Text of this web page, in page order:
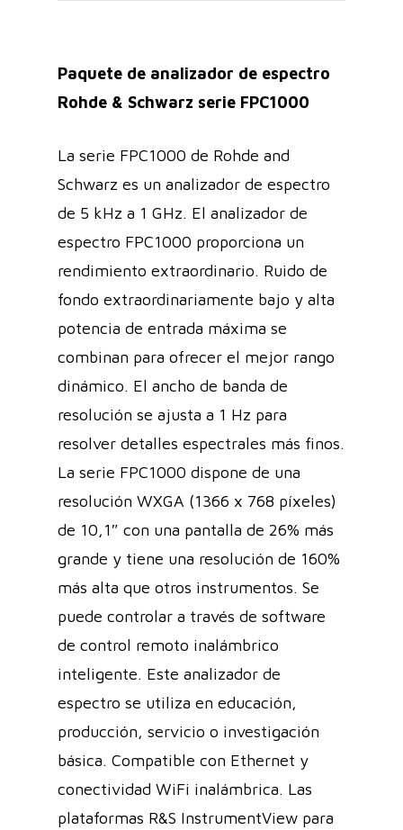
Paquete de analizador de espectro
Rohde & Schwarz serie FPC1000
La serie FPC1000 de Rohde and
Schwarz es un analizador de espectro
de 5 kHz a 1 GHz. El analizador de
espectro FPC1000 proporciona un
rendimiento extraordinario. Ruido de
fondo extraordinariamente bajo y alta
potencia de entrada máxima se
combinan para ofrecer el mejor rango
dinámico. El ancho de banda de
resolución se ajusta a 1 Hz para
resolver detalles espectrales más finos.
La serie FPC1000 dispone de una
resolución WXGA (1366 x 768 píxeles)
de 10,1″ con una pantalla de 26% más
grande y tiene una resolución de 160%
más alta que otros instrumentos. Se
puede controlar a través de software
de control remoto inalámbrico
inteligente. Este analizador de
espectro se utiliza en educación,
producción, servicio o investigación
básica. Compatible con Ethernet y
conectividad WiFi inalámbrica. Las
plataformas R&S InstrumentView para